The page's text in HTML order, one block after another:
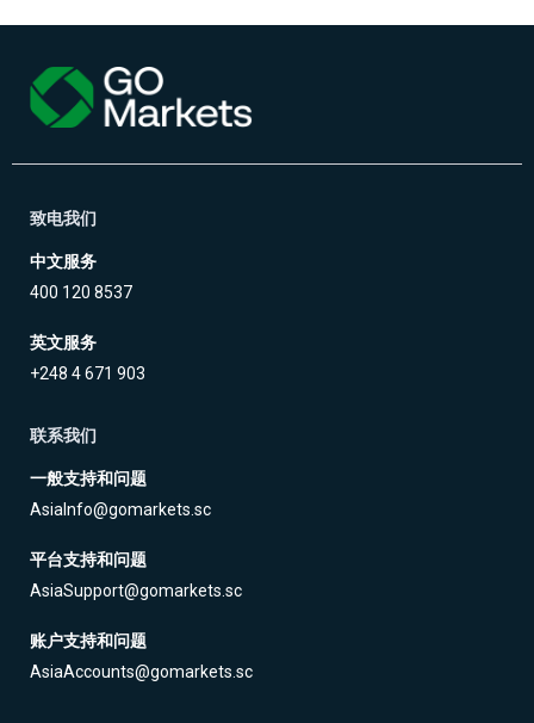
致电我们
中文服务
400 120 8537
英文服务
+248 4 671 903
联系我们
一般支持和问题
AsiaInfo@gomarkets.sc
平台支持和问题
AsiaSupport@gomarkets.sc
账户支持和问题
AsiaAccounts@gomarkets.sc